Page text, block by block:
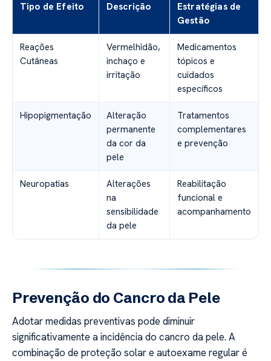
Tipo de Efeito Descrição
Estratégias de
Gestão
Reações
Cutâneas
Vermelhidão,
inchaço e
irritação
Medicamentos
tópicos e
cuidados
específicos
Hipopigmentação
Alteração
permanente
da cor da
pele
Tratamentos
complementares
e prevenção
Neuropatias
Alterações
na
sensibilidade
da pele
Reabilitação
funcional e
acompanhamento
Prevenção do Cancro da Pele
Adotar medidas preventivas pode diminuir
significativamente a incidência do cancro da pele. A
combinação de proteção solar e autoexame regular é